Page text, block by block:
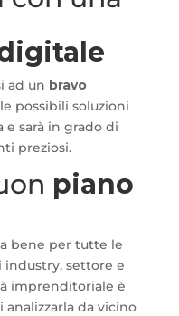
ad un bravo
possibili soluzioni
sarà in grado di
preziosi.
piano
bene per tutte le
industry, settore e
imprenditoriale è
da vicino